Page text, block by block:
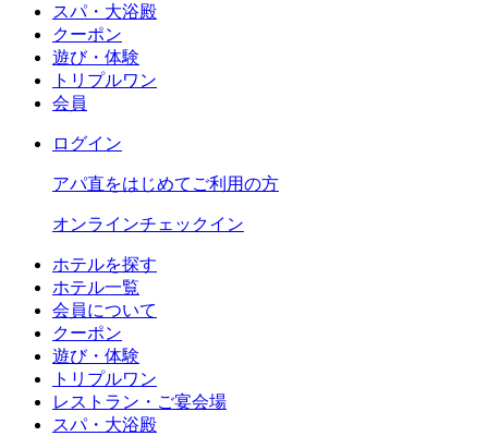
スパ・大浴殿
クーポン
遊び・体験
トリプルワン
会員
ログイン
アパ直をはじめてご利用の方
オンラインチェックイン
ホテルを探す
ホテル一覧
会員について
クーポン
遊び・体験
トリプルワン
レストラン・ご宴会場
スパ・大浴殿